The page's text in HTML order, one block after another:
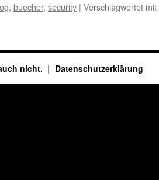
, buecher, security | Verschlagwortet mit
nicht. Datenschutzerklärung